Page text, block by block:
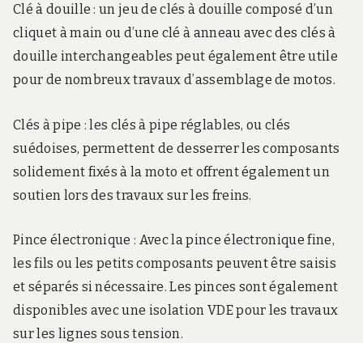
Clé à douille : un jeu de clés à douille composé d’un
cliquet à main ou d’une clé à anneau avec des clés à
douille interchangeables peut également être utile
pour de nombreux travaux d’assemblage de motos.
Clés à pipe : les clés à pipe réglables, ou clés
suédoises, permettent de desserrer les composants
solidement fixés à la moto et offrent également un
soutien lors des travaux sur les freins.
Pince électronique : Avec la pince électronique fine,
les fils ou les petits composants peuvent être saisis
et séparés si nécessaire. Les pinces sont également
disponibles avec une isolation VDE pour les travaux
sur les lignes sous tension.